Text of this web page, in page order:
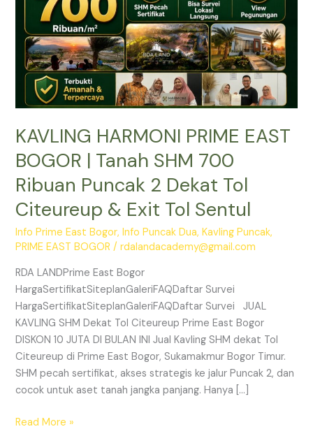
KAVLING HARMONI PRIME EAST
BOGOR | Tanah SHM 700
Ribuan Puncak 2 Dekat Tol
Citeureup & Exit Tol Sentul
Info Prime East Bogor,Info Puncak Dua,Kavling Puncak,
PRIME EAST BOGOR /rdalandacademy@gmail.com
RDA LANDPrime East Bogor
HargaSertifikatSiteplanGaleriFAQDaftar Survei
HargaSertifikatSiteplanGaleriFAQDaftar Survei JUAL
KAVLING SHM Dekat Tol Citeureup Prime East Bogor
DISKON 10 JUTA DI BULAN INI Jual Kavling SHM dekat Tol
Citeureup di Prime East Bogor, Sukamakmur Bogor Timur.
SHM pecah sertifikat, akses strategis ke jalur Puncak 2, dan
cocok untuk aset tanah jangka panjang. Hanya […]
700
Ribuan
Puncak
Dekat
Citeureup
Exit
Tol
Read More »